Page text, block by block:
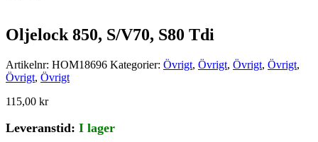
Oljelock 850, S/V70, S80 Tdi
Artikelnr: HOM18696 Kategorier: Övrigt, Övrigt, Övrigt, Övrigt,
Övrigt, Övrigt
115,00 kr
Leveranstid: I lager